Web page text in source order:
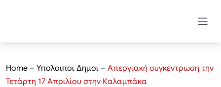
Home – Υπολοιποι Δημοι – Απεργιακή συγκέντρωση την
Τετάρτη 17 Απριλίου στην Καλαμπάκα